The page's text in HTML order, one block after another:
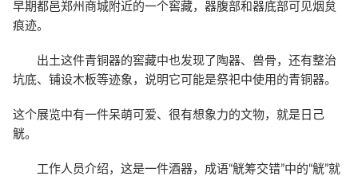
早期都邑郑州商城附近的一个窖藏，器腹部和器底部可见烟炱
痕迹。
出土这件青铜器的窖藏中也发现了陶器、兽骨，还有整治
坑底、铺设木板等迹象，说明它可能是祭祀中使用的青铜器。
这个展览中有一件呆萌可爱、很有想象力的文物，就是日己
觥。
工作人员介绍，这是一件酒器，成语“觥筹交错”中的“觥”就